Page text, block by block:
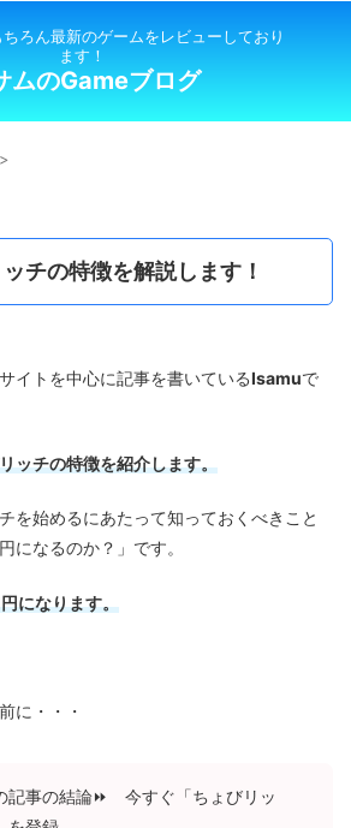
ろん最新のゲームをレビューしており
ます！
ムのGameブログ
>
チの特徴を解説します！
イトを中心に記事を書いているIsamuで
ッチの特徴を紹介します。
を始めるにあたって知っておくべきこと
になるのか？」です。
になります。
に・・・
記事の結論⏩ 今すぐ「ちょびリッ